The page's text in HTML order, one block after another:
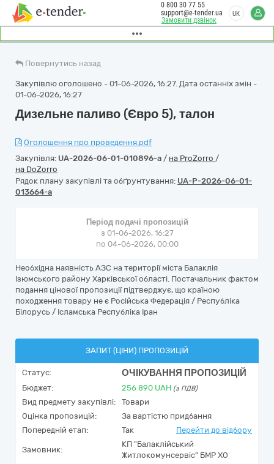
Замовити дзвінок
0 800 30 77 55
support@e-tender.ua
UK
Повернутись назад
Закупівлю оголошено - 01-06-2026, 16:27. Дата останніх змін -
01-06-2026, 16:27
Дизельне паливо (Євро 5), талон
Оголошення про проведення.pdf
Закупівля: UA-2026-06-01-010896-a / на ProZorro /
на DoZorro
Рядок плану закупівлі та обґрунтування: UA-P-2026-06-01-
013664-a
Період подачі пропозицій
з 01-06-2026, 16:27
по 04-06-2026, 00:00
Необхідна наявність АЗС на території міста Балаклія
Ізюмського району Харківської області. Постачальник фактом
подання цінової пропозиції підтверджує, що країною
походження товару не є Російська Федерація / Республіка
Білорусь / Ісламська Республіка Іран
ЗАПИТ (ЦІНИ) ПРОПОЗИЦІЙ
Статус: ОЧІКУВАННЯ ПРОПОЗИЦІЙ
Бюджет: 256 890 UAH (з ПДВ)
Вид предмету закупівлі:
Товари
Оцінка пропозицій:
За вартістю придбання
Попередній етап:
Так Перейти до відбору
Замовник:
КП "Балаклійський
Житлокомунсервіс" БМР ХО